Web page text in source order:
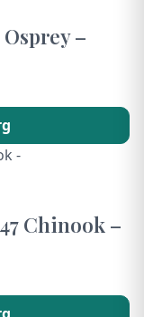
–
Chinook –